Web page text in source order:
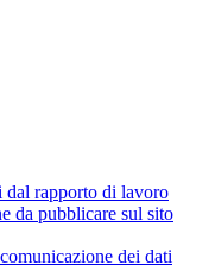
dal rapporto di lavoro
da pubblicare sul sito
dei dati